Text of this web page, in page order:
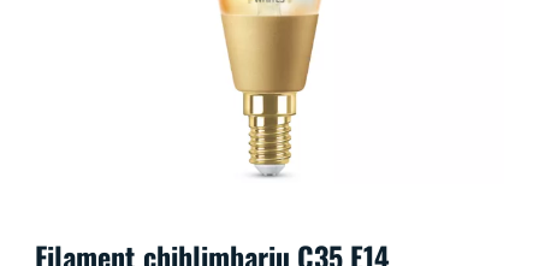
Filament chihlimbariu C35 E14